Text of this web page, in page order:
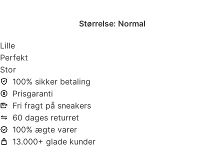
Størrelse: Normal
Lille
Perfekt
Stor
100% sikker betaling
Prisgaranti
Fri fragt på sneakers
60 dages returret
100% ægte varer
13.000+ glade kunder